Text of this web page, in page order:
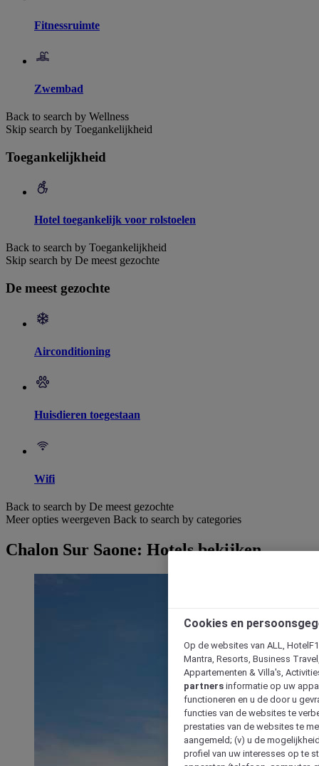
Fitnessruimte
Zwembad
Back to search by Wellness
Skip search by Toegankelijkheid
Toegankelijkheid
Hotel toegankelijk voor rolstoelen
Back to search by Toegankelijkheid
Skip search by De meest gezochte
De meest gezochte
Airconditioning
Huisdieren toegestaan
Wifi
Back to search by De meest gezochte
Meer opties weergeven Back to search by categories
Chalon Sur Saone: Hotels bekijken
Cookies en
Op de websites van ALL,
Mantra, Resorts, Business
Appartementen & Villa's,
partners informatie op uw
functioneren en u de door u
functies van de websites te
prestaties van de websites te
aangemeld; (v) u de
profiel van uw interesses op te